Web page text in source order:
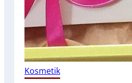
Kosmetik